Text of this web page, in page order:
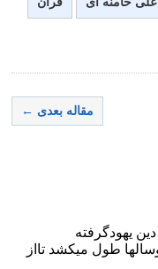
مقاله بعدی ←